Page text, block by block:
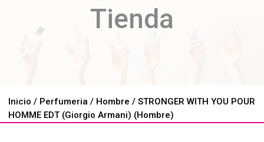
Tienda
Inicio / Perfumeria / Hombre / STRONGER WITH YOU POUR
HOMME EDT (Giorgio Armani) (Hombre)